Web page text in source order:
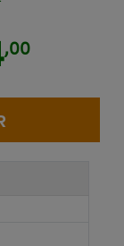
buttons to
,00